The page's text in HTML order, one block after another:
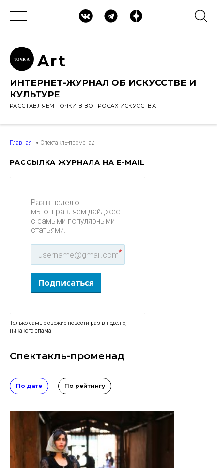
ТОЧК А Art
ИНТЕРНЕТ-ЖУРНАЛ ОБ ИСКУССТВЕ И
КУЛЬТУРЕ
РАССТАВЛЯЕМ ТОЧКИ В ВОПРОСАХ ИСКУССТВА
Главная Спектакль-променад
РАССЫЛКА ЖУРНАЛА НА E-MAIL
Раз в неделю
мы отправляем дайджест
с самыми популярными
статьями.
*
Подписаться
Только самые свежие новости раз в неделю,
никакого спама
Спектакль-променад
По дате По рейтингу